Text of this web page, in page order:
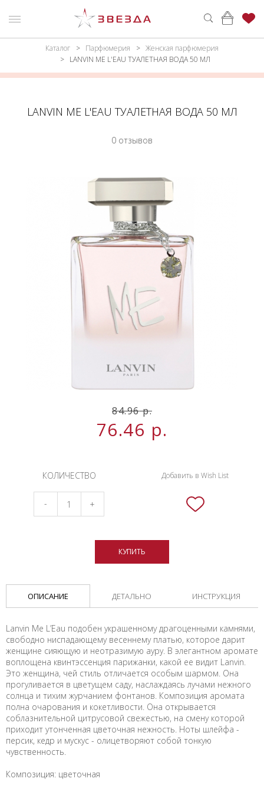
ВОЙТИ
Каталог
МАКИЯЖ
Каталог Парфюмерия
Женская парфюмерия
LANVIN ME L'EAU ТУАЛЕТНАЯ ВОДА 50 МЛ
LANVIN ME L'EAU ТУАЛЕТНАЯ ВОДА 50 МЛ
0 отзывов
84.96р.
76.46 р.
КОЛИЧЕСТВО
- +
КУПИТЬ
Добавить в Wish List
ОПИСАНИЕ ДЕТАЛЬНО ИНСТРУКЦИЯ
Lanvin Me L’Eau подобен украшенному драгоценными камнями,
свободно ниспадающему весеннему платью, которое дарит
женщине сияющую и неотразимую ауру. В элегантном аромате
воплощена квинтэссенция парижанки, какой ее видит Lanvin.
Это женщина, чей стиль отличается особым шармом. Она
прогуливается в цветущем саду, наслаждаясь лучами нежного
солнца и тихим журчанием фонтанов. Композиция аромата
полна очарования и кокетливости. Она открывается
соблазнительной цитрусовой свежестью, на смену которой
приходит утонченная цветочная нежность. Ноты шлейфа -
персик, кедр и мускус - олицетворяют собой тонкую
чувственность.
Композиция: цветочная